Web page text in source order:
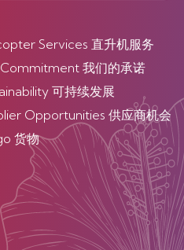
Services 直升机服务
我们的承诺
可持续发展
Opportunities 供应商机会
货物